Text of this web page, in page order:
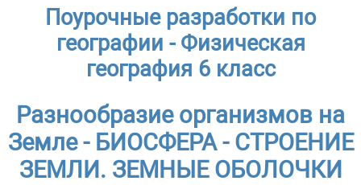
Поурочные разработки по
географии - Физическая
география 6 класс
Разнообразие организмов на
Земле - БИОСФЕРА - СТРОЕНИЕ
ЗЕМЛИ. ЗЕМНЫЕ ОБОЛОЧКИ